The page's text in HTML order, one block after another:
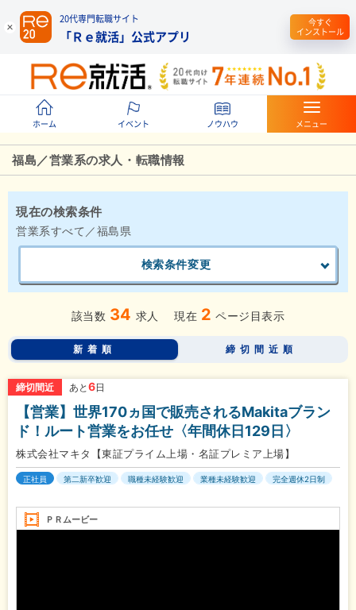
20代専門転職サイト
「Ｒｅ就活」公式アプリ
今すぐ
インストール
ホーム イベント ノウハウ メニュー
福島／営業系の求人・転職情報
現在の検索条件
営業系すべて／福島県
検索条件変更
該当数 34 求人 現在 2 ページ目表示
新着順 締切間近順
締切間近 あと 6日
【営業】世界170ヵ国で販売されるMakitaブラン
ド！ルート営業をお任せ〈年間休日129日〉
株式会社マキタ【東証プライム上場・名証プレミア上場】
正社員 第二新卒歓迎 職種未経験歓迎 業種未経験歓迎 完全週休2日制
ＰＲムービー